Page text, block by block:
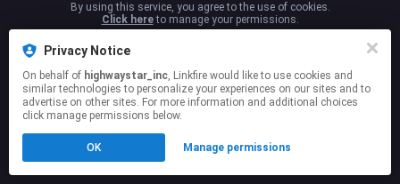
Privacy Notice
On behalf of highwaystar_inc, Linkfire would like to use cookies and
similar technologies to personalize your experiences on our sites and to
advertise on other sites. For more information and additional choices
click manage permissions below.
OK Manage permissions
Click hereto manage your permissions.